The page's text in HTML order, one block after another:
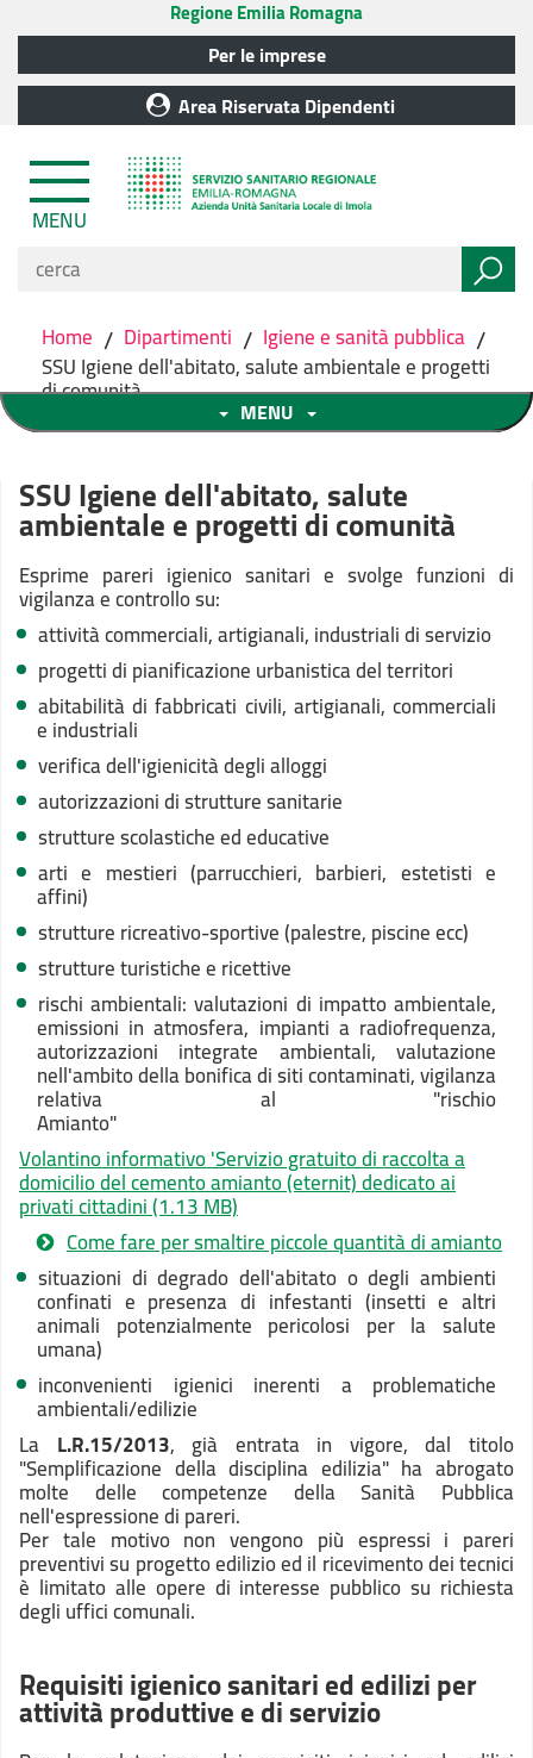
Regione Emilia Romagna
Per le imprese
Area Riservata Dipendenti
MENU
Home / Dipartimenti / Igiene e sanità pubblica /
SSU Igiene dell'abitato, salute ambientale e progetti
di comunità
MENU
SSU Igiene dell'abitato, salute
ambientale e progetti di comunità
Esprime pareri igienico sanitari e svolge funzioni di
vigilanza e controllo su:
attività commerciali, artigianali, industriali di servizio
progetti di pianificazione urbanistica del territori
abitabilità di fabbricati civili, artigianali, commerciali
e industriali
verifica dell'igienicità degli alloggi
autorizzazioni di strutture sanitarie
strutture scolastiche ed educative
arti e mestieri (parrucchieri, barbieri, estetisti e
affini)
strutture ricreativo-sportive (palestre, piscine ecc)
strutture turistiche e ricettive
rischi ambientali: valutazioni di impatto ambientale,
emissioni in atmosfera, impianti a radiofrequenza,
autorizzazioni integrate ambientali, valutazione
nell'ambito della bonifica di siti contaminati, vigilanza
relativa al "rischio
Volantino informativo 'Servizio gratuito di raccolta a
domicilio del cemento amianto (eternit) dedicato ai
privati cittadini(1.13 MB)
Come fare per smaltire piccole quantità di amianto
situazioni di degrado dell'abitato o degli ambienti
confinati e presenza di infestanti (insetti e altri
animali potenzialmente pericolosi per la salute
umana)
inconvenienti igienici inerenti a problematiche
ambientali/edilizie
La L.R.15/2013, già entrata in vigore, dal titolo
"Semplificazione della disciplina edilizia" ha abrogato
molte delle competenze della Sanità Pubblica
nell'espressione di pareri.
Per tale motivo non vengono più espressi i pareri
preventivi su progetto edilizio ed il ricevimento dei tecnici
è limitato alle opere di interesse pubblico su richiesta
degli uffici comunali.
Requisiti igienico sanitari ed edilizi per
attività produttive e di servizio